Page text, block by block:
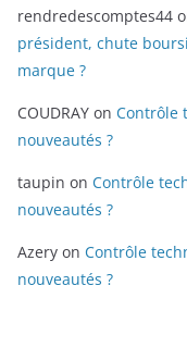
rendredescomptes44
président, chute
marque ?
COUDRAY on Contrôle
nouveautés ?
taupin on Contrôle
nouveautés ?
Azery on Contrôle
nouveautés ?